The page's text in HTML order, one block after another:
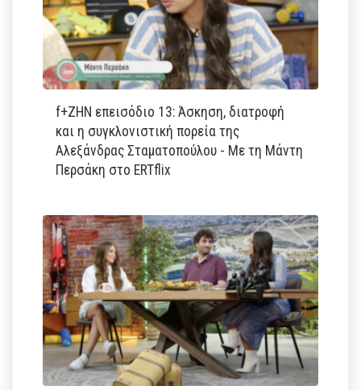
f+ΖΗΝ επεισόδιο 13: Άσκηση, διατροφή
και η συγκλονιστική πορεία της
Αλεξάνδρας Σταματοπούλου - Με τη Μάντη
Περσάκη στο ERTflix